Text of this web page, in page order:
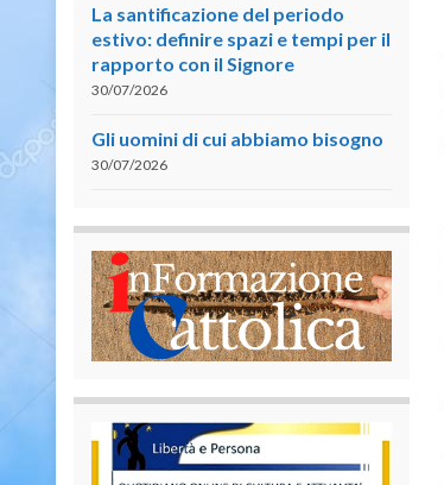
La santificazione del periodo
estivo: definire spazi e tempi per il
rapporto con il Signore
30/07/2026
Gli uomini di cui abbiamo bisogno
30/07/2026